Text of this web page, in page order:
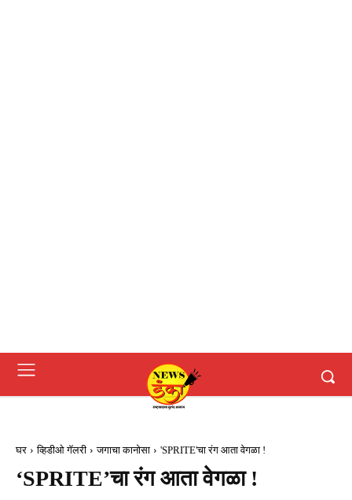
घर व्हिडीओ गॅलरी जगाचा कानोसा 'SPRITE'चा रंग आता वेगळा !
‘SPRITE’चा रंग आता वेगळा !